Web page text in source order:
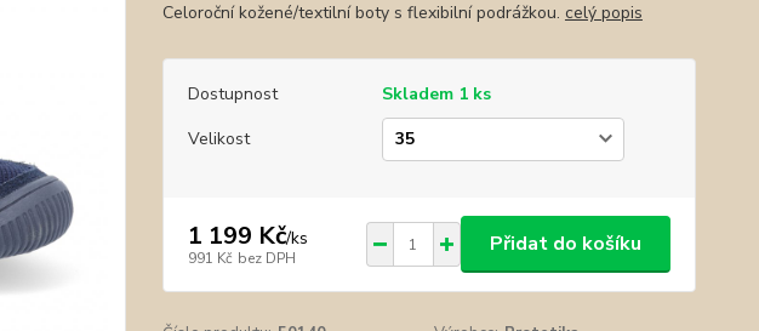
Celoroční kožené/textilní boty s flexibilní podrážkou. celý popis
Dostupnost
Skladem 1 ks
Velikost
1 199 Kč/ks
991 Kč bez DPH
Přidat do košíku